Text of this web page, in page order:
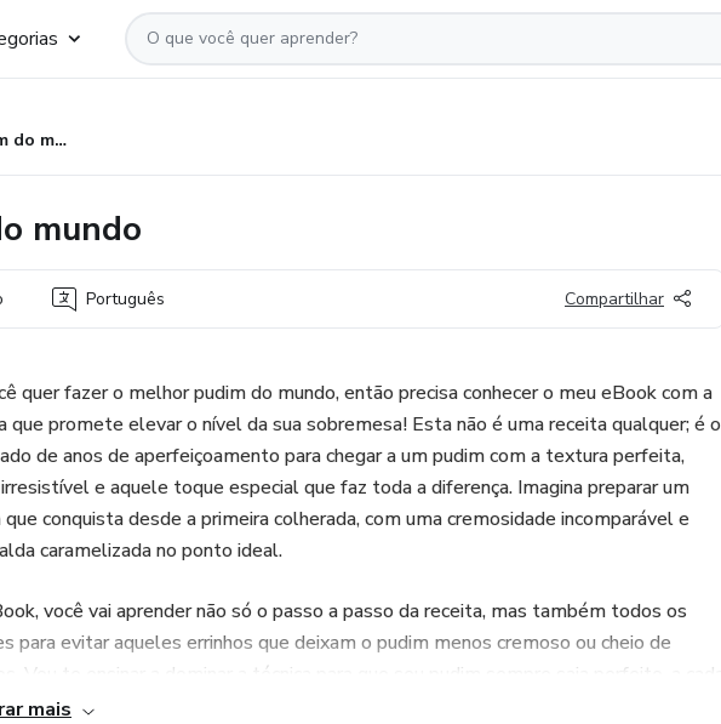
O Melhor pudim do mundo
mundo
Português Compartilhar
quer fazer o melhor pudim do mundo, então precisa conhecer o meu eBook com a
que promete elevar o nível da sua sobremesa! Esta não é uma receita qualquer; é o
de anos de aperfeiçoamento para chegar a um pudim com a textura perfeita,
e aquele toque especial que faz toda a diferença. Imagina preparar um
que conquista desde a primeira colherada, com uma cremosidade incomparável e
caramelizada no ponto ideal.
você vai aprender não só o passo a passo da receita, mas também todos os
para evitar aqueles errinhos que deixam o pudim menos cremoso ou cheio de
Vou te ensinar a dominar a técnica para que seu pudim sempre saia perfeito, a cada
você fizer. Com dicas detalhadas e práticas, você vai ver que qualquer um pode
mais